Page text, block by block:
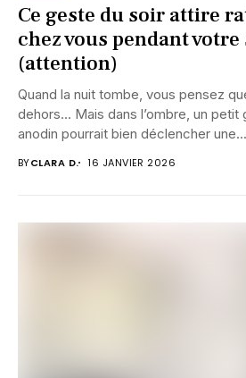
Ce geste du soir attire
chez vous pendant
(attention)
Quand la nuit tombe, vous pensez
dehors… Mais dans l’ombre, un
anodin pourrait bien déclencher une...
BYCLARA D. 16 JANVIER 2026